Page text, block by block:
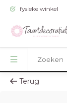
fysieke winkel
Terug